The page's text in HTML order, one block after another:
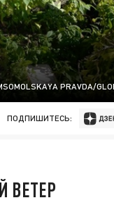
PRAVDA/
ПОДПИШИТЕСЬ:
ВЕТЕР